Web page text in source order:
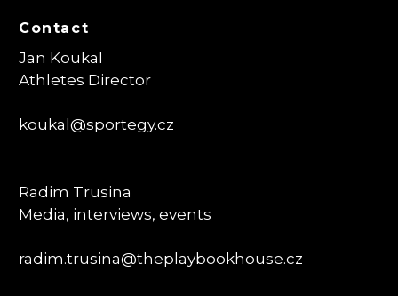
Contact
Jan Koukal
Athletes Director
koukal@sportegy.cz
Radim Trusina
Media, interviews, events
radim.trusina@theplaybookhouse.cz